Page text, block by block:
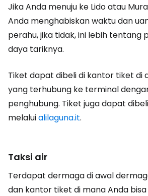
Jika Anda menuju ke Lido atau
Anda menghabiskan waktu dan
perahu, jika tidak, ini lebih tentang
daya tariknya.
Tiket dapat dibeli di kantor tiket di
yang terhubung ke terminal
penghubung. Tiket juga dapat
melaluialilaguna.it.
Taksi air
Terdapat dermaga di awal
dan kantor tiket di mana Anda